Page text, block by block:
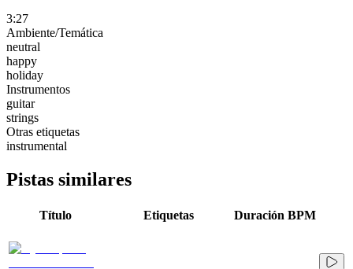
3:27
Ambiente/Temática
neutral
happy
holiday
Instrumentos
guitar
strings
Otras etiquetas
instrumental
Pistas similares
Título Etiquetas Duración BPM